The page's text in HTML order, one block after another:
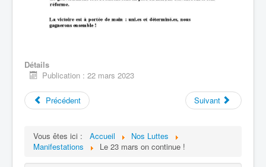
Détails
Publication : 22 mars 2023
Précédent Suivant
Vous êtes ici : Accueil
Nos Luttes
Manifestations
Le 23 mars on continue !